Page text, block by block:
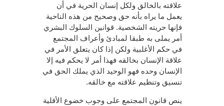
علاقته بالخالق ولكل إنسان الحرية في أن
يعمل ما يراه بأنه حق وصحيح من هذه الناحية
فإنها حريته الشخصية. قوانين السلوك البشري
أمر يملى به طبقا لمبادئ وأعراف المجتمع
في حكم الأغلبية ولكن إذا كان يتعلق الأمر في
علاقة الإنسان بخالقه فهذا أمر لا يحكم فيه إلا
الإنسان وحده فهو الوحيد الذي يملك الحق في
تنسيق وتنظيم علاقته مع خالقه.
ينص قانون المجتمع على وجوب خضوع الأقلية